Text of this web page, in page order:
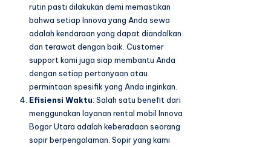
rutin pasti dilakukan demi memastikan
bahwa setiap Innova yang Anda sewa
adalah kendaraan yang dapat diandalkan
dan terawat dengan baik. Customer
support kami juga siap membantu Anda
dengan setiap pertanyaan atau
permintaan spesifik yang Anda inginkan.
Efisiensi Waktu: Salah satu benefit dari
menggunakan layanan rental mobil Innova
Bogor Utara adalah keberadaan seorang
sopir berpengalaman. Sopir yang kami